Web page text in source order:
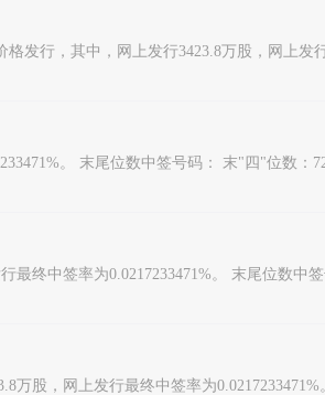
发行，其中，网上发行3423.8万股，网上发
。 末尾位数中签号码： 末"四"位数：
终中签率为0.0217233471%。 末尾位数中
股，网上发行最终中签率为